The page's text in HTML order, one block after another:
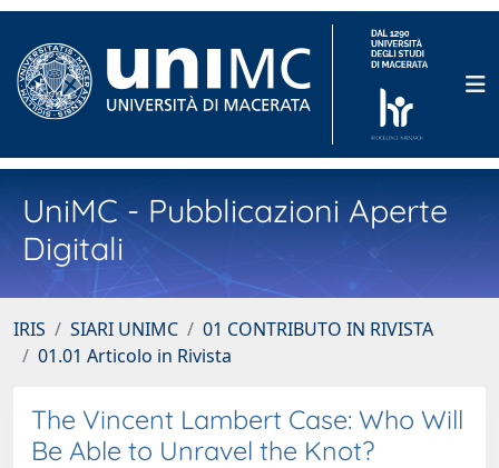
UniMC - Pubblicazioni Aperte
Digitali
IRIS SIARI UNIMC
01 CONTRIBUTO IN RIVISTA
01.01 Articolo in Rivista
The Vincent Lambert Case: Who Will
Be Able to Unravel the Knot?